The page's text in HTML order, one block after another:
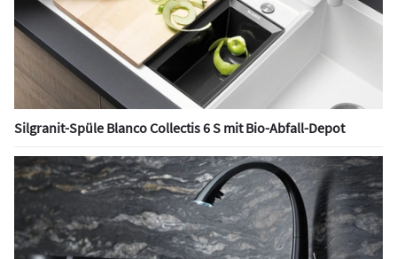
Silgranit-Spüle Blanco Collectis 6 S mit Bio-Abfall-Depot